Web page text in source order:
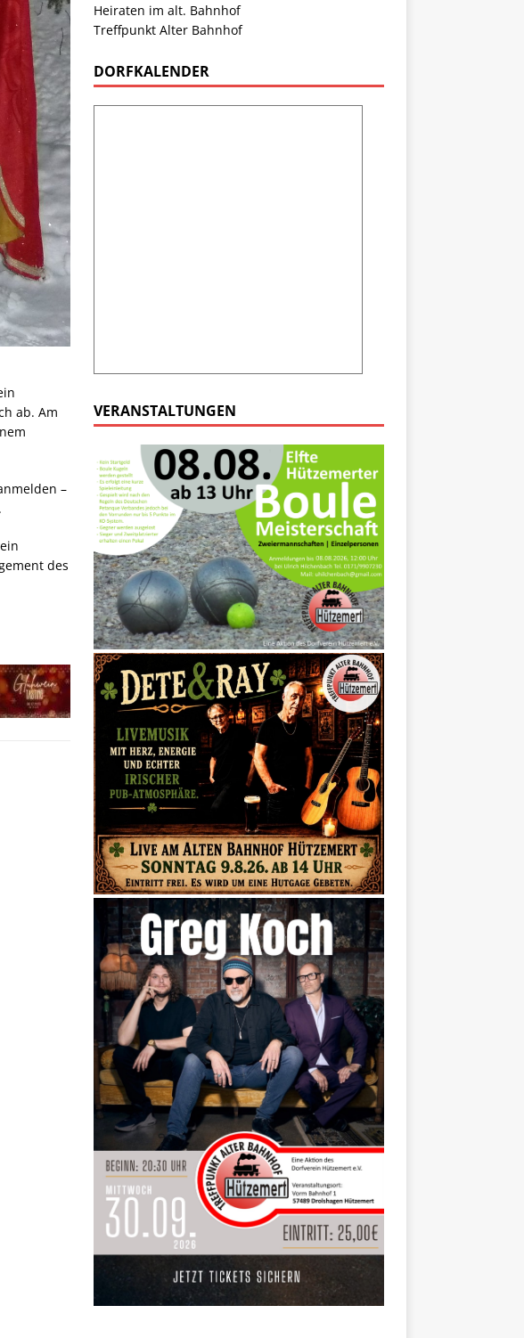
ab. Am
–
des
Heiraten im alt. Bahnhof
Treffpunkt Alter Bahnhof
DORFKALENDER
VERANSTALTUNGEN